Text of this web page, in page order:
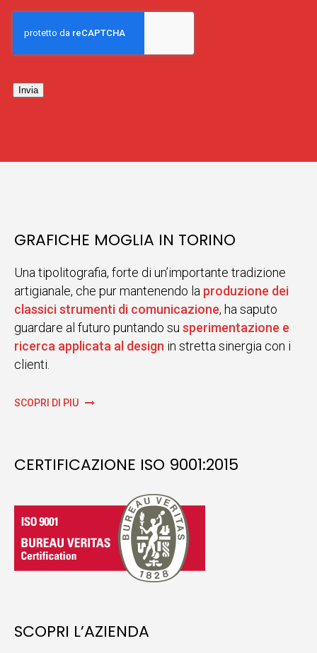
Invia
GRAFICHE MOGLIA IN TORINO
Una tipolitografia, forte di un’importante tradizione
artigianale, che pur mantenendo la produzione dei
classici strumenti di comunicazione, ha saputo
guardare al futuro puntando su sperimentazione e
ricerca applicata al design in stretta sinergia con i
clienti.
SCOPRI DI PIÙ
CERTIFICAZIONE ISO 9001:2015
SCOPRI L’AZIENDA